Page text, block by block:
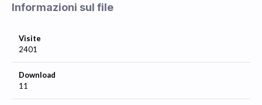
Informazioni sul file
Visite
2401
Download
11